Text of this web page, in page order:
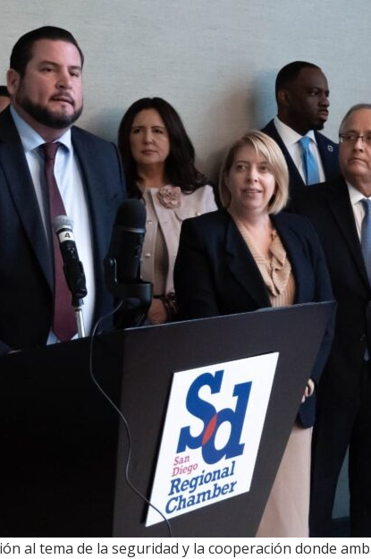
al tema de la seguridad y la cooperación donde